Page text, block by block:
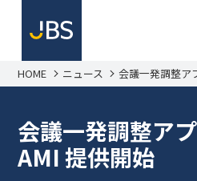
HOME ニュース 会議一発調整ア
会議一発調整ア
AMI 提供開始